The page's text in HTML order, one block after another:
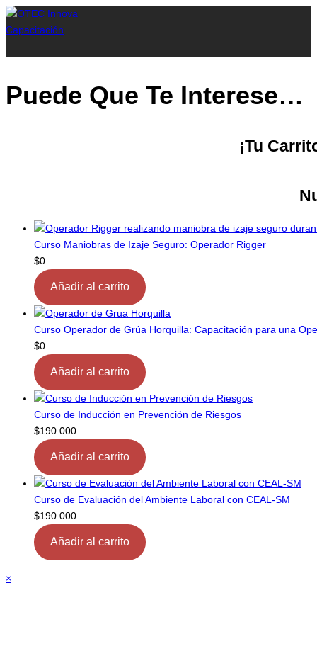
Ir
al
Puede Que Te Interese…
¡Tu
Curso Maniobras de Izaje Seguro: Operador Rigger
$0
Añadir al carrito
Curso Operador de Grúa Horquilla: Capacitación para una
$0
Añadir al carrito
Curso de Inducción en Prevención de Riesgos
$190.000
Añadir al carrito
Curso de Evaluación del Ambiente Laboral con CEAL-SM
$190.000
Añadir al carrito
×